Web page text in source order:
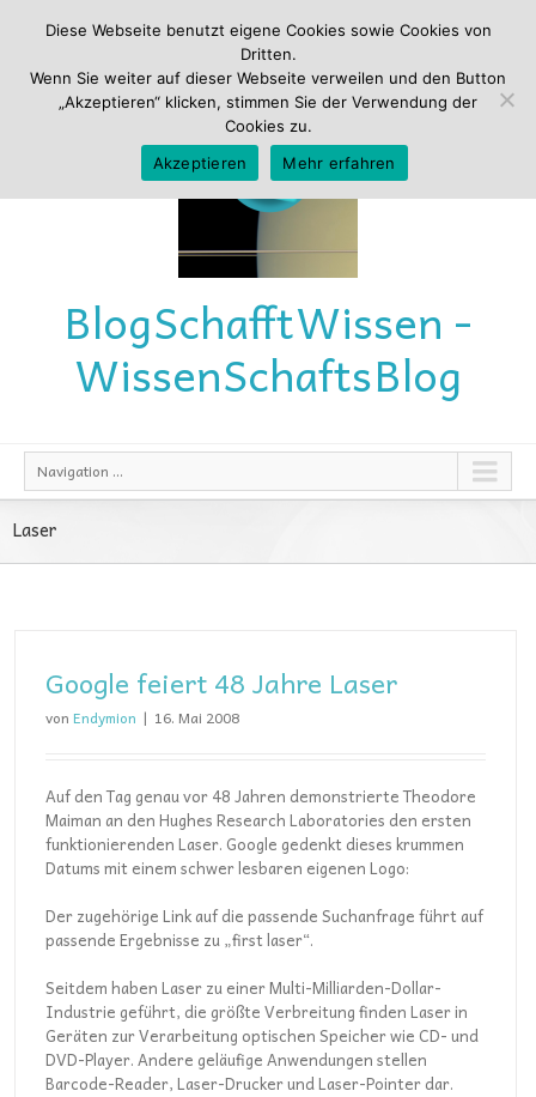
BlogSchafftWissen -
WissenSchaftsBlog
Navigation ...
Laser
Google feiert 48 Jahre Laser
von Endymion | 16. Mai 2008
Auf den Tag genau vor 48 Jahren demonstrierte Theodore
Maiman an den Hughes Research Laboratories den ersten
funktionierenden Laser. Google gedenkt dieses krummen
Datums mit einem schwer lesbaren eigenen Logo:
Der zugehörige Link auf die passende Suchanfrage führt auf
passende Ergebnisse zu „first laser“.
Seitdem haben Laser zu einer Multi-Milliarden-Dollar-
Industrie geführt, die größte Verbreitung finden Laser in
Geräten zur Verarbeitung optischen Speicher wie CD- und
DVD-Player. Andere geläufige Anwendungen stellen
Barcode-Reader, Laser-Drucker und Laser-Pointer dar.
Diese Webseite benutzt eigene Cookies sowie Cookies von
Dritten.
Wenn Sie weiter auf dieser Webseite verweilen und den Button
„Akzeptieren“ klicken, stimmen Sie der Verwendung der
Cookies zu.
Akzeptieren
Mehr erfahren